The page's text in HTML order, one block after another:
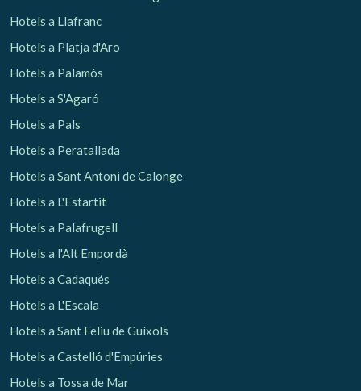
Gestionar la meva reserva
Verificar localitzador
Hotels a Llafranc
Hotels a Platja d'Aro
Hotels a Palamós
Hotels a S'Agaró
Hotels a Pals
Hotels a Peratallada
Hotels a Sant Antoni de Calonge
Hotels a L'Estartit
Hotels a Palafrugell
Hotels a l'Alt Empordà
Hotels a Cadaqués
Hotels a L'Escala
Hotels a Sant Feliu de Guíxols
Hotels a Castelló d'Empúries
Hotels a Tossa de Mar